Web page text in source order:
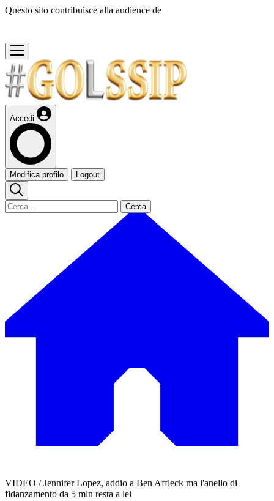
Questo sito contribuisce alla audience de
Accedi
Modifica profilo Logout
Cerca
VIDEO / Jennifer Lopez, addio a Ben Affleck ma l'anello di
fidanzamento da 5 mln resta a lei